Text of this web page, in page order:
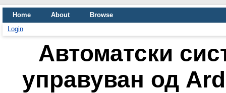
Home About
Browse
Login
Автоматски
управуван од